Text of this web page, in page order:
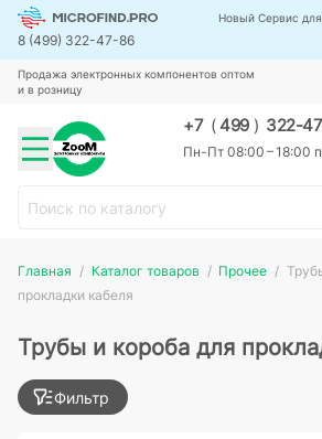
Новый Сервис
8 (499) 322-47-86
Продажа электронных компонентов оптом
и в розницу
+7 (499 ) 322-
Пн-Пт 08:00 – 18:00
Главная Каталог товаров Прочее
прокладки кабеля
Трубы и короба для
Фильтр